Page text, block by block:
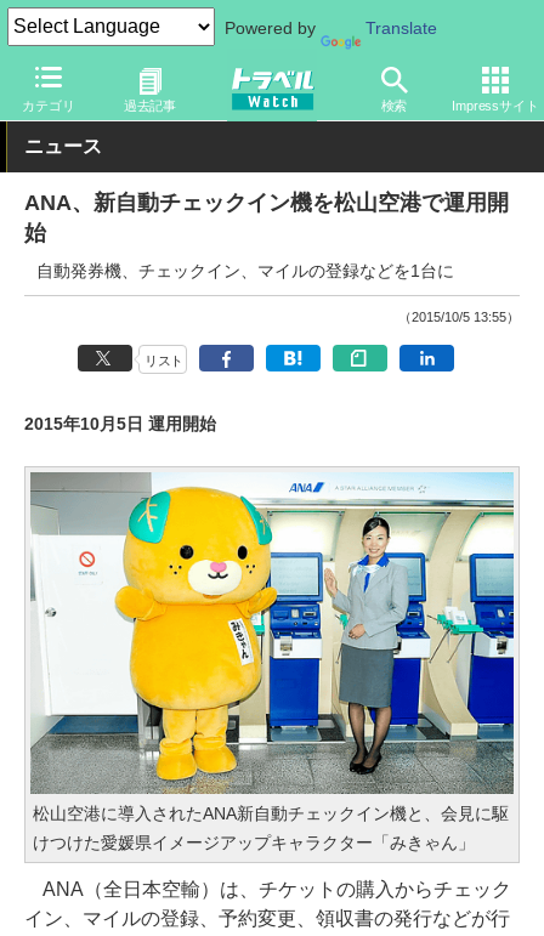
Powered by Translate
カテゴリ 過去記事 検索 Impressサイト
トラベル Watch 企業・政府・官庁 国内エアライン ANA
ニュース
ANA、新自動チェックイン機を松山空港で運用開
始
自動発券機、チェックイン、マイルの登録などを1台に
（2015/10/5 13:55）
リスト
2015年10月5日 運用開始
松山空港に導入されたANA新自動チェックイン機と、会見に駆
けつけた愛媛県イメージアップキャラクター「みきゃん」
ANA（全日本空輸）は、チケットの購入からチェック
イン、マイルの登録、予約変更、領収書の発行などが行